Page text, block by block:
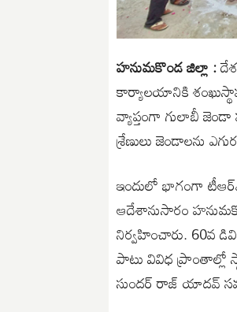
హనుమకొండ జిల్లా :
కార్యాలయానికి
వ్యాప్తంగా గులాబీ
శ్రేణులు జెండాలను
ఇందులో భాగంగా
ఆదేశానుసారం
నిర్వహించారు. 60వ
పాటు వివిధ ప్రాంతాల్లో
సుందర్ రాజ్ యాదవ్